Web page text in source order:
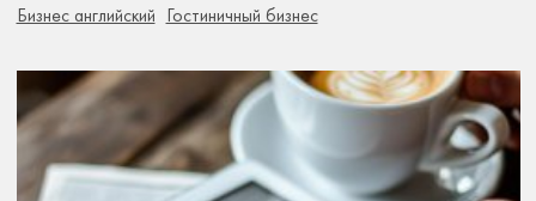
Бизнес английский Гостиничный бизнес